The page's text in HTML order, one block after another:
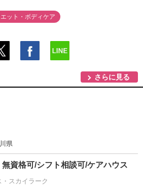
ット・ボディケア
さらに見る
県
無資格可/シフト相談可/ケアハウス
スカイラーク